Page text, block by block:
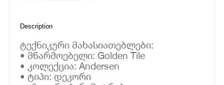
Description
ტექნიკური მახასიათებლები:
• მწარმოებელი: Golden Tile
• კოლექცია: Andersen
• ტიპი: დეკორი